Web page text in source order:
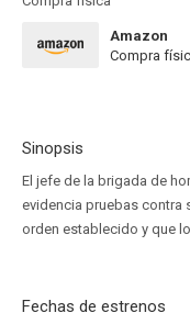
Amazon
Compra
Sinopsis
El jefe de la brigada de
evidencia pruebas contra
orden establecido y que
Fechas de estrenos